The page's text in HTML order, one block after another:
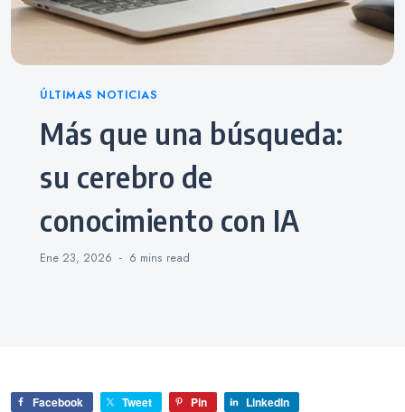
Categories
ÚLTIMAS NOTICIAS
Más que una búsqueda:
su cerebro de
conocimiento con IA
Ene 23, 2026 6 mins read
Facebook Tweet Pin
LinkedIn